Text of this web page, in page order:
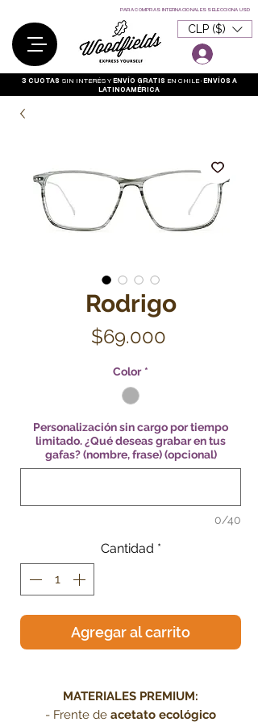
CLP ($)
PARA COMPRAS INTERNACIONALES SELECCIONA USD
3 CUOTAS SIN INTERÉS Y ENVÍO GRATIS EN CHILE • ENVÍOS A
LATINOAMÉRICA
Rodrigo
$69.000
Color *
Personalización sin cargo por tiempo
limitado. ¿Qué deseas grabar en tus
gafas? (nombre, frase) (opcional)
0/40
Cantidad *
Agregar al carrito
MATERIALES PREMIUM:
- Frente de acetato ecológico